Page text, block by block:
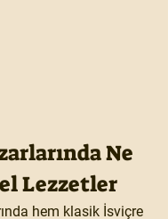
Ne
Lezzetler
hem klasik İsviçre